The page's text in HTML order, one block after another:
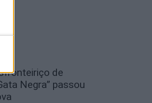
de
Negra” passou